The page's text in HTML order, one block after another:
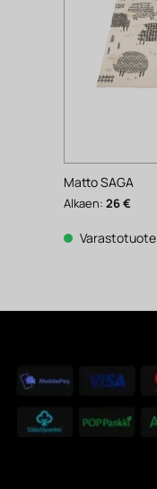
Matto SAGA
Alkaen: 26€
Varastotuote